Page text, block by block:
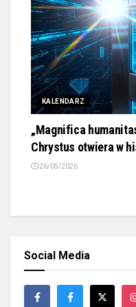
KALENDARZ
„Magnifica
Chrystus otwiera w
26/05/2026
Social Media